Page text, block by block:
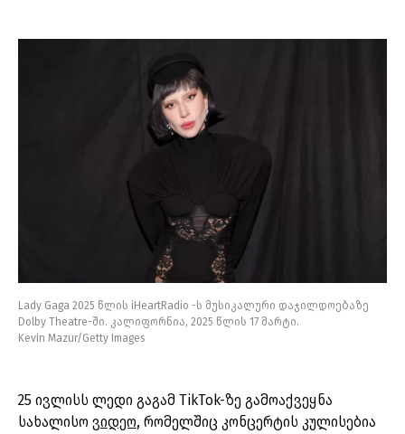
Lady Gaga 2025 წლის iHeartRadio -ს მუსიკალური დაჯილდოებაზე
Dolby Theatre-ში. კალიფორნია, 2025 წლის 17 მარტი.
Kevin Mazur/Getty Images
25 ივლისს ლედი გაგამ TikTok-ზე გამოაქვეყნა
სახალისო ვიდეო, რომელშიც კონცერტის კულისებია